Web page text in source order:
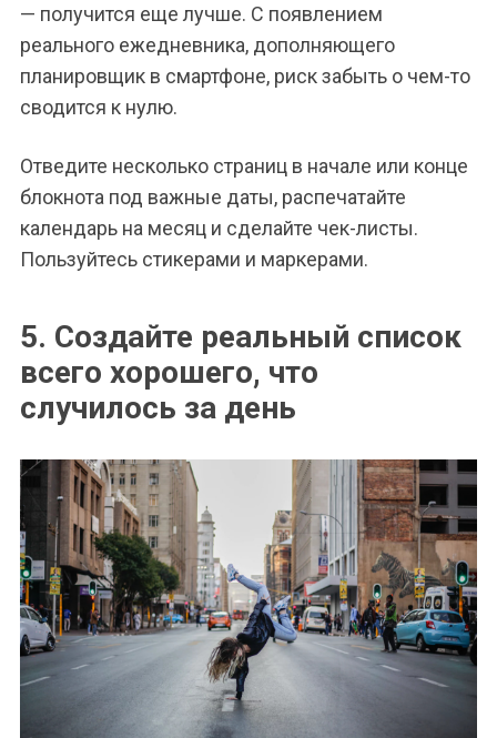
— получится еще лучше. С появлением
реального ежедневника, дополняющего
планировщик в смартфоне, риск забыть о чем-то
сводится к нулю.
Отведите несколько страниц в начале или конце
блокнота под важные даты, распечатайте
календарь на месяц и сделайте чек-листы.
Пользуйтесь стикерами и маркерами.
5. Создайте реальный список
всего хорошего, что
случилось за день